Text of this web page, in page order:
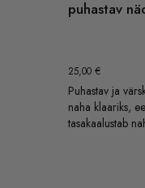
puhastav
25,00 €
Puhastav ja
naha klaariks,
tasakaalustab